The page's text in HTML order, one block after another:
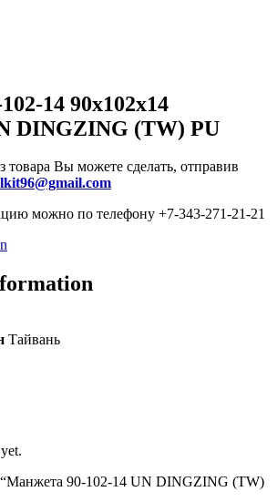
14 90x102x14
DINGZING (TW) PU
товара Вы можете сделать, отправив
можно по телефону +7-343-271-21-21
Тайвань
“Манжета 90-102-14 UN DINGZING (TW)